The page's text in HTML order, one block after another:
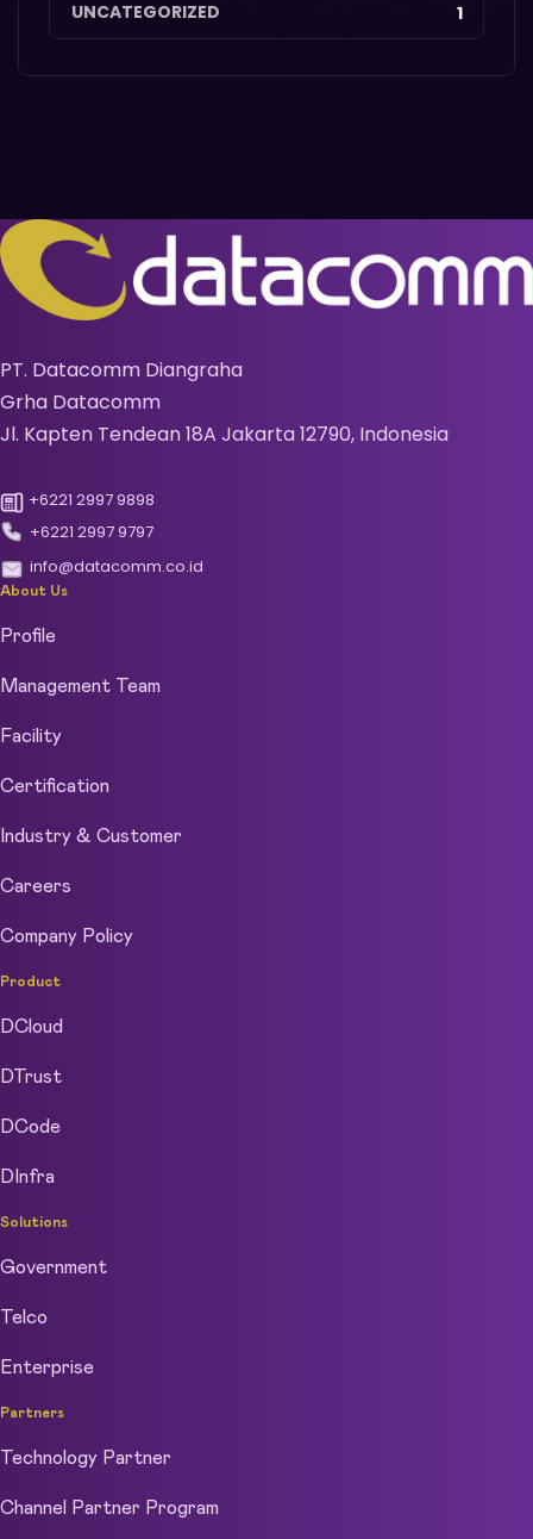
UNCATEGORIZED 1
PT. Datacomm Diangraha
Grha Datacomm
Jl. Kapten Tendean 18A Jakarta 12790, Indonesia
+6221 2997 9898
+6221 2997 9797
info@datacomm.co.id
About Us
Profile
Management Team
Facility
Certification
Industry & Customer
Careers
Company Policy
Product
DCloud
DTrust
DCode
DInfra
Solutions
Government
Telco
Enterprise
Partners
Technology Partner
Channel Partner Program